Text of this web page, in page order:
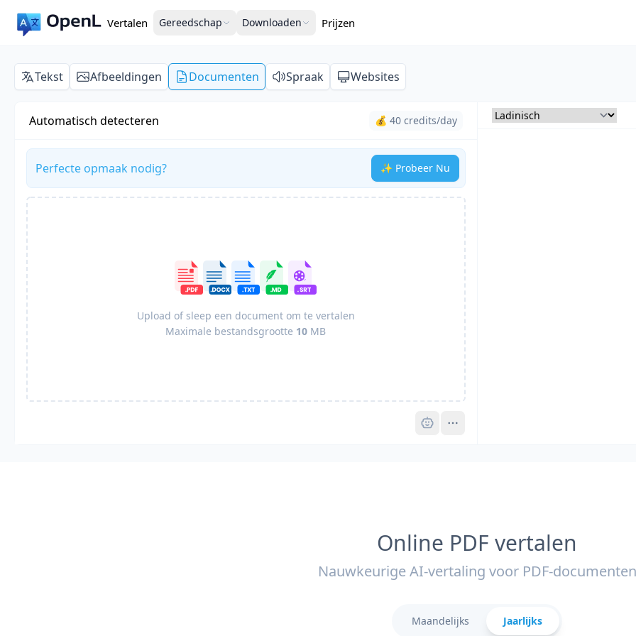
Vertalen Gereedschap Downloaden Prijzen
Tekst Afbeeldingen Documenten Spraak Websites
Automatisch detecteren 💰 40 credits/day
Perfecte opmaak nodig? ✨ Probeer Nu
Upload of sleep een document om te vertalen
Maximale bestandsgrootte 10 MB
Pro
Online PDF vertalen
Nauwkeurige AI-vertaling voor PDF-documenten
Maandelijks Jaarlijks